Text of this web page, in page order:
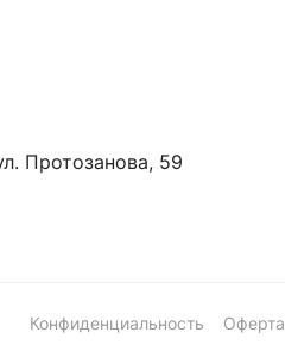
Протозанова, 59
Конфиденциальность
Оферта